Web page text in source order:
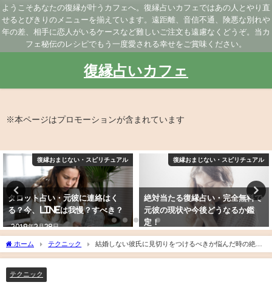
ようこそあなたの復縁が叶うカフェへ。復縁占いカフェではあの人とやり直
せるとびきりのメニューを揃えています。遠距離、音信不通、険悪な別れや
年の差、相手に恋人がいるケースなど難しいご注文も遠慮なくどうぞ。当カ
フェ秘伝のレシピでもう一度愛される幸せをご賞味ください。
復縁占いカフェ
※本ページはプロモーションが含まれています
復縁おまじない・スピリチュアル
タロット占い・元彼に連絡はく
る？今、LINEは我慢？すべき？
2019年2月28日
復縁おまじない・スピリチュアル
絶対当たる復縁占い・完全無料で
元彼の現状や今後どうなるか鑑
定！
ホーム テクニック
結婚しない彼氏に見切りをつけるべきか悩んだ時の絶対
後悔しない判断方法
テクニック